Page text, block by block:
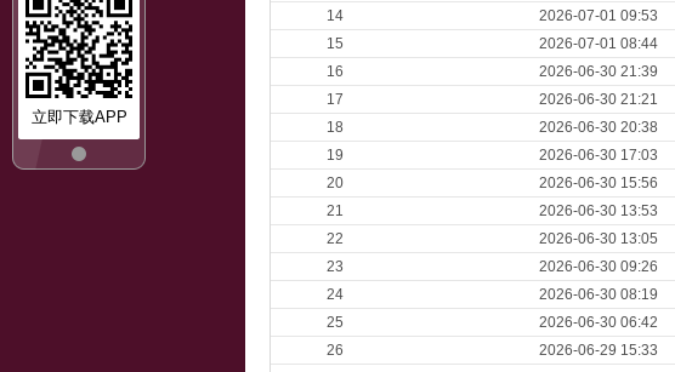
立即下载APP
14
2026-07-01 09:53
15
2026-07-01 08:44
16
2026-06-30 21:39
17
2026-06-30 21:21
18
2026-06-30 20:38
19
2026-06-30 17:03
20
2026-06-30 15:56
21
2026-06-30 13:53
22
2026-06-30 13:05
23
2026-06-30 09:26
24
2026-06-30 08:19
25
2026-06-30 06:42
26
2026-06-29 15:33